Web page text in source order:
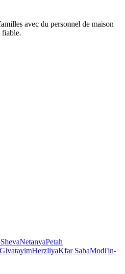
avec du personnel de maison
fiable.
NetanyaPetah
GivatayimHerzliyaKfar SabaModi'in-